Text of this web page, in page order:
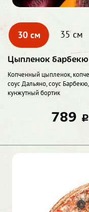
30 см 35 см
Цыпленок барбекю
Копченный цыпленок,
соус Дальяно, соус
кунжутный бортик
789 c